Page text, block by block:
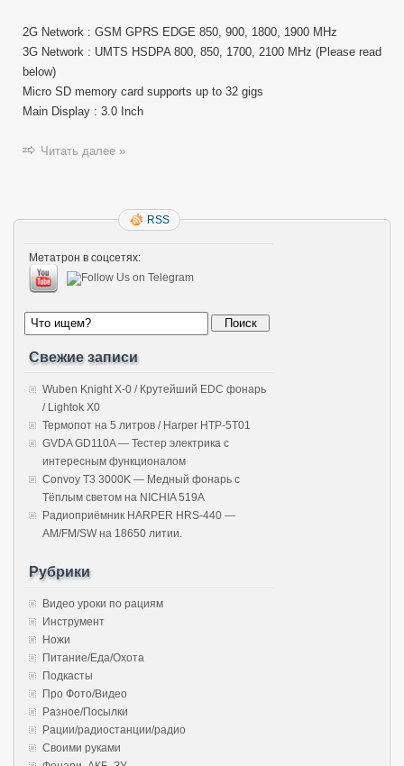
2G Network : GSM GPRS EDGE 850, 900, 1800, 1900 MHz
3G Network : UMTS HSDPA 800, 850, 1700, 2100 MHz (Please read
below)
Micro SD memory card supports up to 32 gigs
Main Display : 3.0 Inch
Читать далее »
RSS
Метатрон в соцсетях:
Свежие записи
Wuben Knight X-0 / Крутейший EDC фонарь
/ Lightok X0
Термопот на 5 литров / Harper HTP-5T01
GVDA GD110A — Тестер электрика с
интересным функционалом
Convoy T3 3000K — Медный фонарь с
Тёплым светом на NICHIA 519A
Радиоприёмник HARPER HRS-440 —
AM/FM/SW на 18650 литии.
Рубрики
Видео уроки по рациям
Инструмент
Ножи
Питание/Еда/Охота
Подкасты
Про Фото/Видео
Разное/Посылки
Рации/радиостанции/радио
Своими руками